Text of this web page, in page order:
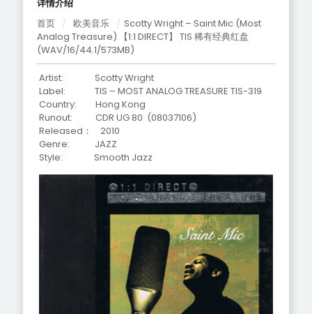
详情介绍
首页
/ 欧美音乐 / Scotty Wright – Saint Mic (Most
Analog Treasure) 【1:1 DIRECT】 TIS 稀有经典红盘
(WAV/16/44.1/573MB)
Artist: Scotty Wright
Label: TIS – MOST ANALOG TREASURE TIS-319
Country: Hong Kong
Runout: CDR UG 80 (08037106)
Released： 2010
Genre: JAZZ
Style: Smooth Jazz